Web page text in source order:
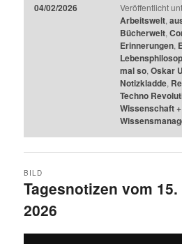
04/02/2026 Veröffentlicht
Arbeitswelt,
Bücherwelt,
Erinnerungen,
mal so, Oskar
Notizkladde,
Techno
Wissenschaft
Tagesnotizen vom
2026
BILD